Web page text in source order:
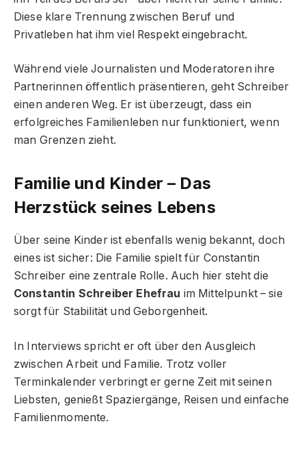
Diese klare Trennung zwischen Beruf und
Privatleben hat ihm viel Respekt eingebracht.
Während viele Journalisten und Moderatoren ihre
Partnerinnen öffentlich präsentieren, geht Schreiber
einen anderen Weg. Er ist überzeugt, dass ein
erfolgreiches Familienleben nur funktioniert, wenn
man Grenzen zieht.
Familie und Kinder – Das
Herzstück seines Lebens
Über seine Kinder ist ebenfalls wenig bekannt, doch
eines ist sicher: Die Familie spielt für Constantin
Schreiber eine zentrale Rolle. Auch hier steht die
Constantin Schreiber Ehefrau im Mittelpunkt – sie
sorgt für Stabilität und Geborgenheit.
In Interviews spricht er oft über den Ausgleich
zwischen Arbeit und Familie. Trotz voller
Terminkalender verbringt er gerne Zeit mit seinen
Liebsten, genießt Spaziergänge, Reisen und einfache
Familienmomente.